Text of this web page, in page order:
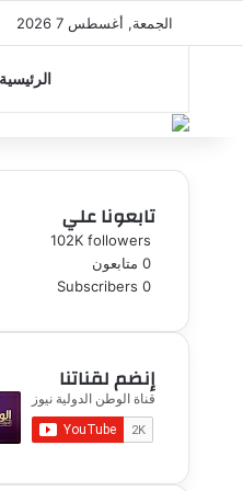
الجمعة, أغسطس 7 2026
الرئيسية
تابعونا علي
102K followers
0 متابعون
0
Subscribers
إنضم لقناتنا